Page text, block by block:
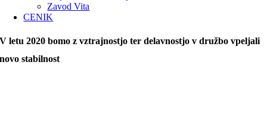
Zavod Vita
CENIK
V letu 2020 bomo z vztrajnostjo ter delavnostjo v družbo vpeljali
novo stabilnost